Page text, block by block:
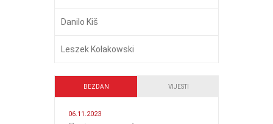
Danilo Kiš
Leszek Kołakowski
BEZDAN VIJESTI
06.11.2023